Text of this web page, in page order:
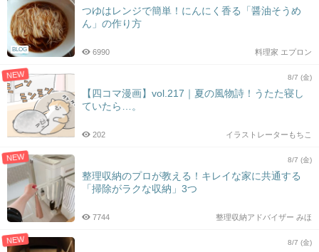
BLOG
つゆはレンジで簡単！にんにく香る「醤油そうめ
ん」の作り方
料理家 エプロン
6990
NEW 8/7 (金)
【四コマ漫画】vol.217｜夏の風物詩！うたた寝し
ていたら…。
イラストレーターもちこ
202
NEW 8/7 (金)
整理収納のプロが教える！キレイな家に共通する
「掃除がラクな収納」3つ
整理収納アドバイザー みほ
7744
NEW 8/7 (金)